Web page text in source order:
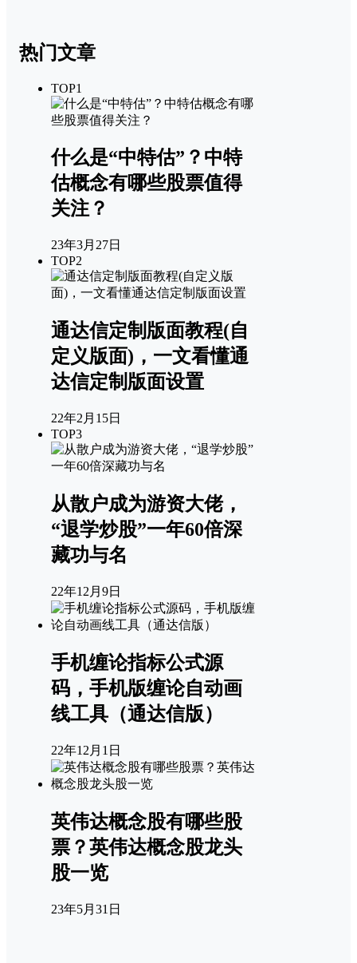
热门文章
TOP1
什么是“中特估”？中特
估概念有哪些股票值得
关注？
23年3月27日
TOP2
通达信定制版面教程(自
定义版面)，一文看懂通
达信定制版面设置
22年2月15日
TOP3
从散户成为游资大佬，
“退学炒股”一年60倍深
藏功与名
22年12月9日
手机缠论指标公式源
码，手机版缠论自动画
线工具（通达信版）
22年12月1日
英伟达概念股有哪些股
票？英伟达概念股龙头
股一览
23年5月31日